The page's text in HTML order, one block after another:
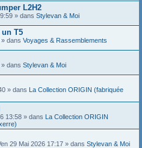
L2H2
» dans Stylevan & Moi
T5
dans Voyages & Rassemblements
dans Stylevan & Moi
» dans La Collection ORIGIN (fabriquée
13:58 » dans La Collection ORIGIN
29 Mai 2026 17:17 » dans Stylevan & Moi